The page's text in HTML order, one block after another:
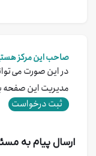
صاحب این مرکز
در این صورت
مدیریت این صفحه
ثبت درخواست
ارسال پیام به